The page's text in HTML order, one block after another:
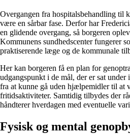
Overgangen fra hospitalsbehandling til
være en sårbar fase. Derfor har
en glidende overgang, så borgeren
Kommunens sundhedscenter fungerer
praktiserende læge og de kommunale
Her kan borgeren få en plan for
udgangspunkt i de mål, der er sat
fra at kunne gå uden hjælpemidler til at
fritidsaktiviteter. Samtidig tilbydes der
håndterer hverdagen med eventuelle
Fysisk og mental